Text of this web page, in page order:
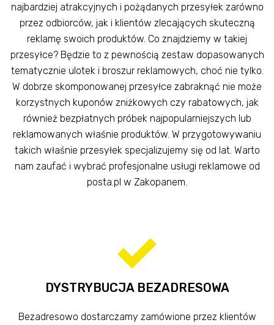
najbardziej atrakcyjnych i pożądanych przesyłek zarówno
przez odbiorców, jak i klientów zlecających skuteczną
reklamę swoich produktów. Co znajdziemy w takiej
przesyłce? Będzie to z pewnością zestaw dopasowanych
tematycznie ulotek i broszur reklamowych, choć nie tylko.
W dobrze skomponowanej przesyłce zabraknąć nie może
korzystnych kuponów zniżkowych czy rabatowych, jak
również bezpłatnych próbek najpopularniejszych lub
reklamowanych właśnie produktów. W przygotowywaniu
takich właśnie przesyłek specjalizujemy się od lat. Warto
nam zaufać i wybrać profesjonalne usługi reklamowe od
posta.pl w Zakopanem.
DYSTRYBUCJA BEZADRESOWA
Bezadresowo dostarczamy zamówione przez klientów